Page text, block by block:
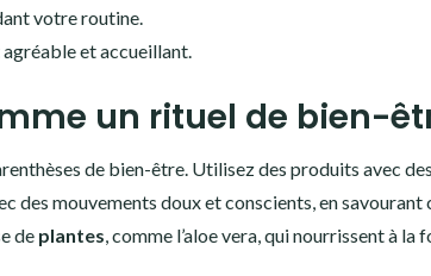
votre routine.
agréable et accueillant.
un rituel de bien-
de bien-être. Utilisez des produits avec
des mouvements doux et conscients, en
de plantes, comme l’aloe vera, qui nourrissent à la